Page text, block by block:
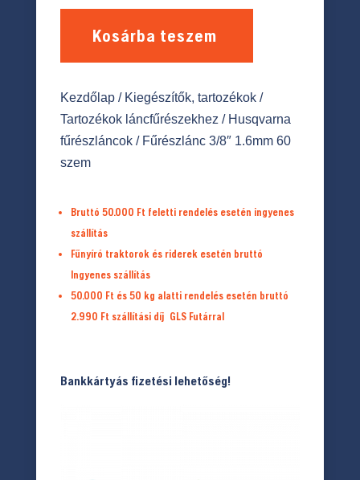
Kosárba teszem
Kezdőlap/ Kiegészítők, tartozékok/
Tartozékok láncfűrészekhez / Husqvarna
fűrészláncok/ Fűrészlánc 3/8″ 1.6mm 60
szem
Bruttó 50.000 Ft feletti rendelés esetén ingyenes
szállítás
Fűnyíró traktorok és riderek esetén bruttó
Ingyenes szállítás
50.000 Ft és 50 kg alatti rendelés esetén bruttó
2.990 Ft szállítási díj GLS Futárral
Bankkártyás fizetési lehetőség!